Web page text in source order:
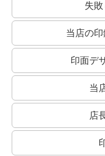
認印は、書類上で誰が捺印した
従って、読みやすい書体を選ぶ
もちろん、銀行印におすすめの
楷書系：
一画一画続けずに筆を離して書
失
当店の
印面デ
当
店